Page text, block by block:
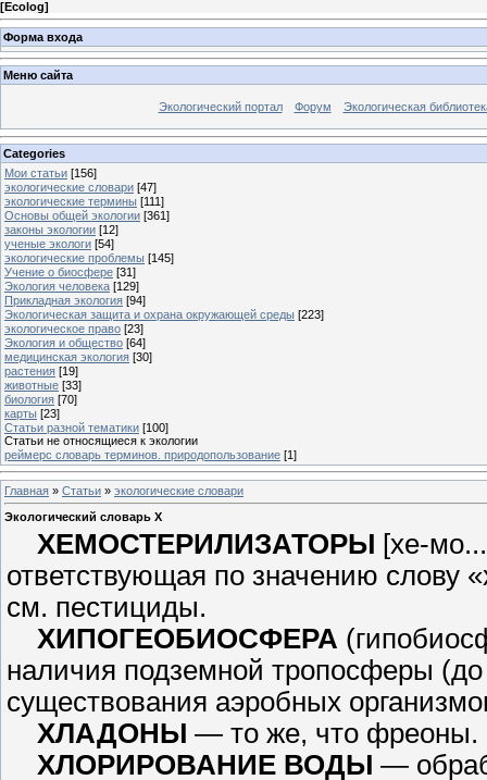
[Ecolog]
Форма входа
Меню сайта
Экологический портал Форум Экологическая
Categories
Мои статьи [156]
экологические словари [47]
экологические термины [111]
Основы общей экологии [361]
законы экологии [12]
ученые экологи [54]
экологические проблемы [145]
Учение о биосфере [31]
Экология человека [129]
Прикладная экология [94]
Экологическая защита и охрана окружающей среды [223]
экологическое право [23]
Экология и общество [64]
медицинская экология [30]
растения [19]
животные [33]
биология [70]
карты [23]
Статьи разной тематики [100]
Статьи не относящиеся к экологии
реймерс словарь терминов. природопользование [1]
Главная » Статьи » экологические словари
Экологический словарь Х
ХЕМОСТЕРИЛИЗАТОРЫ [хе-
ответствующая по значению
см. пестициды.
ХИПОГЕОБИОСФЕРА
наличия подземной тропосферы
существования аэробных
ХЛАДОНЫ — то же, что фреоны.
ХЛОРИРОВАНИЕ ВОДЫ —